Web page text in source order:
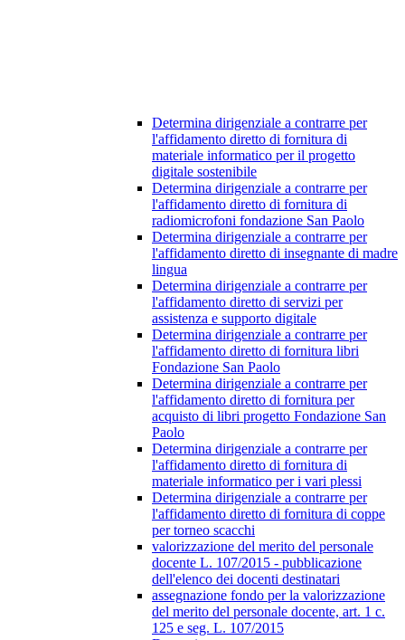
Determina dirigenziale a contrarre per
l'affidamento diretto di fornitura di
materiale informatico per il progetto
digitale sostenibile
Determina dirigenziale a contrarre per
l'affidamento diretto di fornitura di
radiomicrofoni fondazione San Paolo
Determina dirigenziale a contrarre per
l'affidamento diretto di insegnante di madre
lingua
Determina dirigenziale a contrarre per
l'affidamento diretto di servizi per
assistenza e supporto digitale
Determina dirigenziale a contrarre per
l'affidamento diretto di fornitura libri
Fondazione San Paolo
Determina dirigenziale a contrarre per
l'affidamento diretto di fornitura per
acquisto di libri progetto Fondazione San
Paolo
Determina dirigenziale a contrarre per
l'affidamento diretto di fornitura di
materiale informatico per i vari plessi
Determina dirigenziale a contrarre per
l'affidamento diretto di fornitura di coppe
per torneo scacchi
valorizzazione del merito del personale
docente L. 107/2015 - pubblicazione
dell'elenco dei docenti destinatari
assegnazione fondo per la valorizzazione
del merito del personale docente, art. 1 c.
125 e seg. L. 107/2015